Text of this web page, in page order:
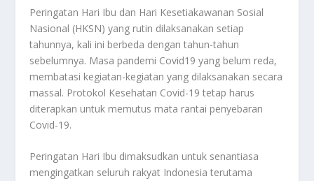
Peringatan Hari Ibu dan Hari Kesetiakawanan Sosial
Nasional (HKSN) yang rutin dilaksanakan setiap
tahunnya, kali ini berbeda dengan tahun-tahun
sebelumnya. Masa pandemi Covid19 yang belum reda,
membatasi kegiatan-kegiatan yang dilaksanakan secara
massal. Protokol Kesehatan Covid-19 tetap harus
diterapkan untuk memutus mata rantai penyebaran
Covid-19.
Peringatan Hari Ibu dimaksudkan untuk senantiasa
mengingatkan seluruh rakyat Indonesia terutama